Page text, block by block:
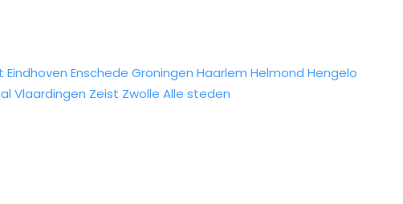
Eindhoven Enschede Groningen Haarlem Helmond Hengelo
Vlaardingen Zeist Zwolle Alle steden